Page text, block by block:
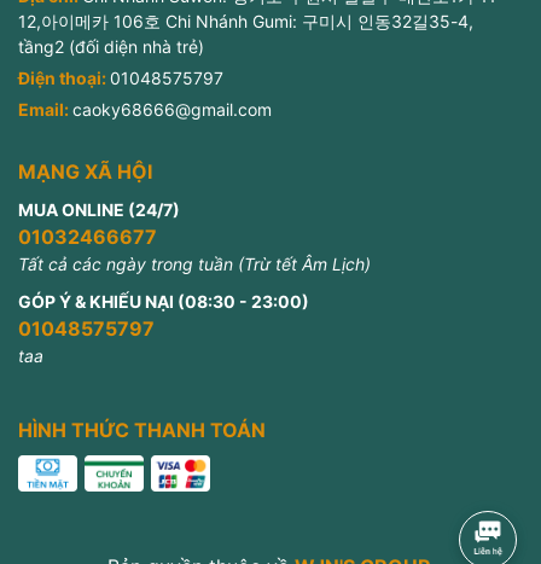
12,아이메카 106호 Chi Nhánh Gumi: 구미시 인동32길35-4,
tầng2 (đối diện nhà trẻ)
Điện thoại:01048575797
Email:caoky68666@gmail.com
MẠNG XÃ HỘI
MUA ONLINE (24/7)
01032466677
Tất cả các ngày trong tuần (Trừ tết Âm Lịch)
GÓP Ý & KHIẾU NẠI (08:30 - 23:00)
01048575797
taa
HÌNH THỨC THANH TOÁN